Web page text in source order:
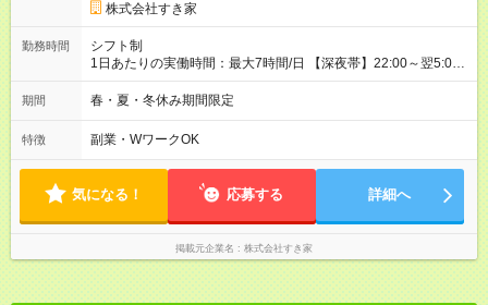
株式会社すき家
勤務時間
シフト制
1日あたりの実働時間：最大7時間/日 【深夜帯】22:00～翌5:00
週2日～・1日2h～OK◎ ※22:00から翌5:00までは18歳以上の方
のみ勤務可能です（18歳未満の深夜業務禁止のため） ★深夜で
す。 必ず、2名以上での勤務を行いますので、安心して働けま
す。
期間 春・夏・冬休み期間限定
特徴 副業・WワークOK
気になる！ 応募する 詳細へ
掲載元企業名 株式会社すき家